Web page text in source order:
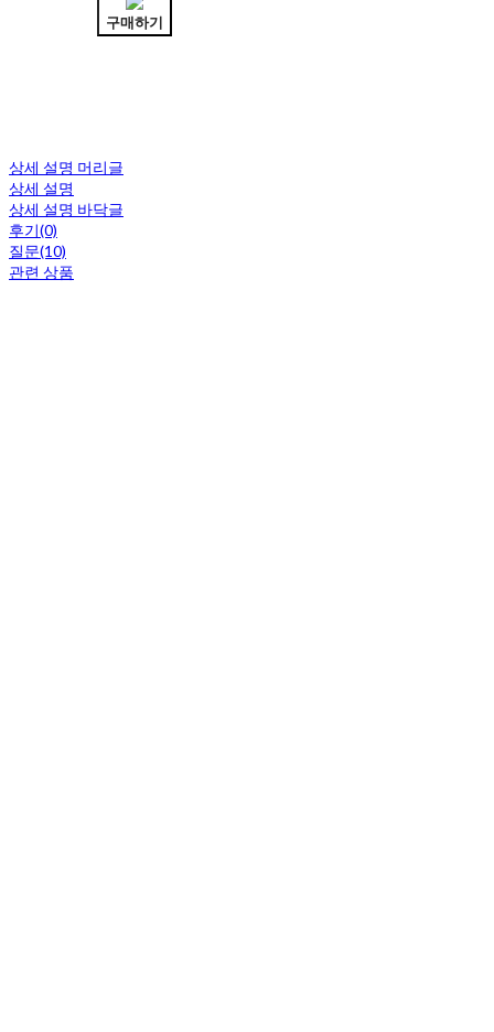
구매하기
상세 설명 머리글
상세 설명
상세 설명 바닥글
후기(0)
질문(10)
관련 상품